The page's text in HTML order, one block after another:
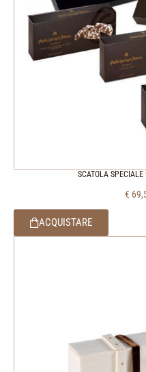
SCATOLA SPECIALE
€
ACQUISTARE